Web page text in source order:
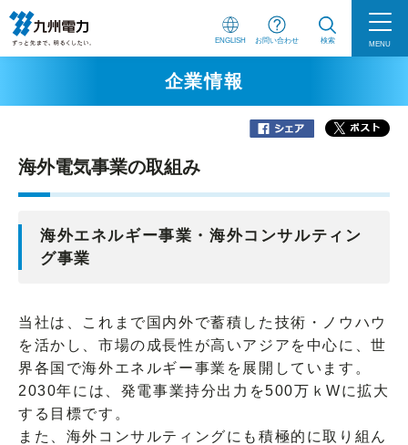
ENGLISH お問い合わせ 検索 MENU
企業情報
海外電気事業の取組み
海外エネルギー事業・海外コンサルティン
グ事業
当社は、これまで国内外で蓄積した技術・ノウハウ
を活かし、市場の成長性が高いアジアを中心に、世
界各国で海外エネルギー事業を展開しています。
2030年には、発電事業持分出力を500万ｋWに拡大
する目標です。
また、海外コンサルティングにも積極的に取り組ん